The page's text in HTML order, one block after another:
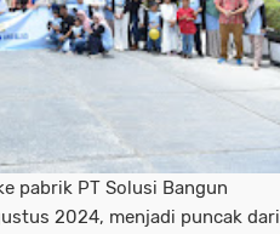
pabrik PT Solusi Bangun
2024, menjadi puncak dari